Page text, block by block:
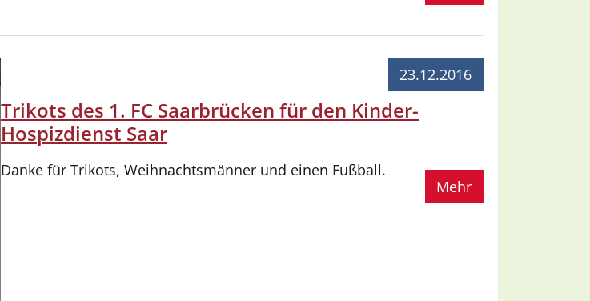
23.12.2016
Trikots des 1. FC Saarbrücken für den Kinder-
Hospizdienst Saar
Danke für Trikots, Weihnachtsmänner und einen Fußball.
Mehr